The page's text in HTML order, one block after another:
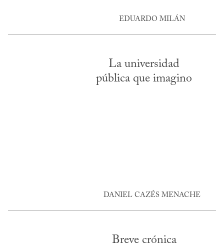
EDUARDO MILÁN
La universidad
pública que imagino
DANIEL CAZÉS MENACHE
Breve crónica